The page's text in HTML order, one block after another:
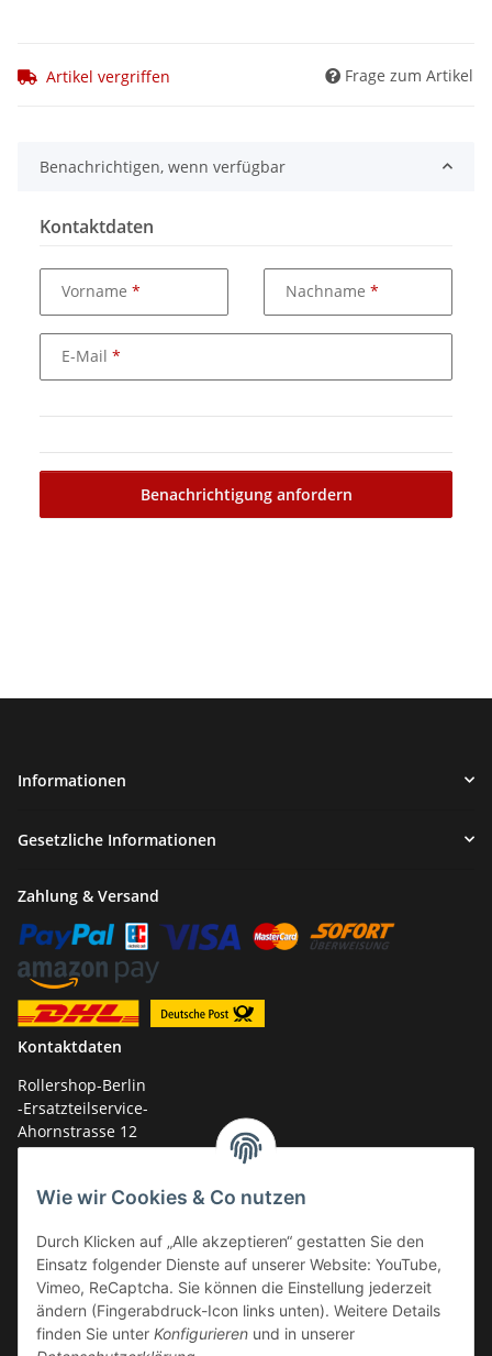
Wie wir Cookies & Co nutzen
Durch Klicken auf „Alle akzeptieren“ gestatten Sie den
Einsatz folgender Dienste auf unserer Website: YouTube,
Vimeo, ReCaptcha. Sie können die Einstellung jederzeit
ändern (Fingerabdruck-Icon links unten). Weitere Details
finden Sie unter Konfigurieren und in unserer
Artikel vergriffen Frage zum Artikel
Benachrichtigen, wenn verfügbar
Kontaktdaten
Vorname Nachname
E-Mail
Benachrichtigung anfordern
Informationen
Gesetzliche Informationen
Zahlung & Versand
Kontaktdaten
Rollershop-Berlin
-Ersatzteilservice-
Ahornstrasse 12
14959 Trebbin
Tel.: +49 (0)33731-289 975 (10-17 Uhr)